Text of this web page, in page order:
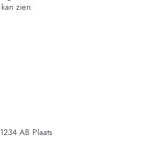
zien:
AB Plaats